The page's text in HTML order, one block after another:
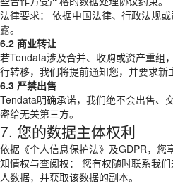
法律要求： 依据中国法律、行政法规
露。
6.2 商业转让
若Tendata涉及合并、收购或资产重组
行转移，我们将提前通知您，并要求新
6.3 严禁出售
Tendata明确承诺，我们绝不会出售、
密给无关第三方。
7. 您的数据主体权利
依据《个人信息保护法》及GDPR，您
知情权与查阅权： 您有权随时联系我
人数据，并获取该数据的副本。